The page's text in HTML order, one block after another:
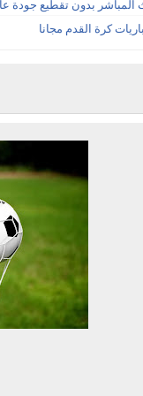
المباشر بدون تقطيع جودة
كرة القدم مجانا